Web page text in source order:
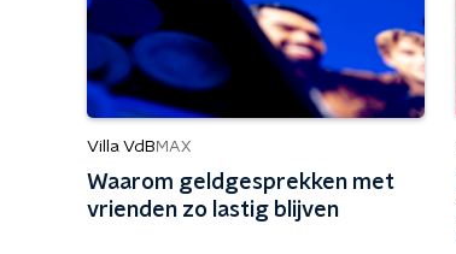
Villa VdB MAX
Waarom geldgesprekken met
vrienden zo lastig blijven